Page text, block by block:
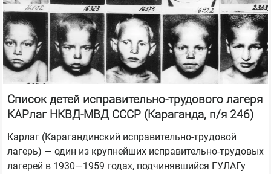
Список детей исправительно-трудового лагеря
КАРлаг НКВД-МВД СССР (Караганда, п/я 246)
Карлаг (Карагандинский исправительно-трудовой
лагерь) — один из крупнейших исправительно-трудовых
лагерей в 1930—1959 годах, подчинявшийся ГУЛАГу